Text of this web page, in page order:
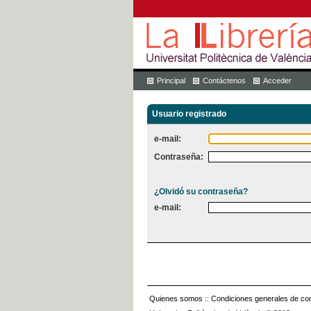
Principal Contáctenos Acceder
Usuario registrado
e-mail:
Contraseña:
¿Olvidó su contraseña?
e-mail:
Quienes somos :: Condiciones generales de